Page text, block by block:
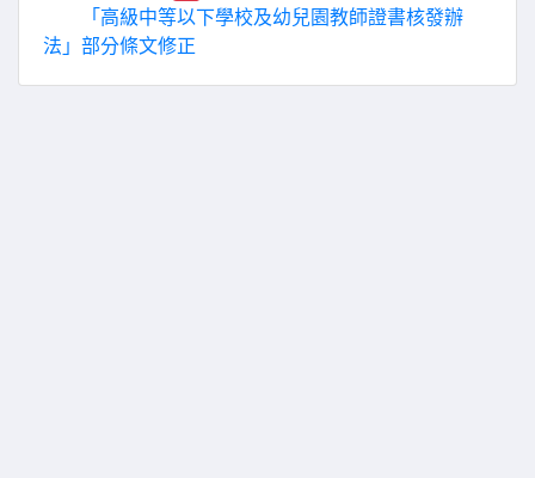
「高級中等以下學校及幼兒園教師證書核發辦
法」部分條文修正